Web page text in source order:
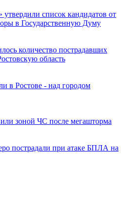
список кандидатов от
в Государственную Думу
количество пострадавших
область
в Ростове - над городом
зоной ЧС после мегашторма
пострадали при атаке БПЛА на